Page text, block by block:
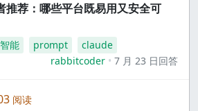
荐：哪些平台既易用又安全可
能 prompt
claude
rabbitcoder
7 月 23 日回答
阅读